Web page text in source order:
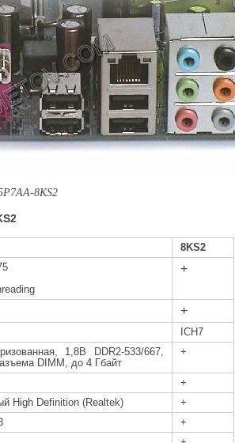
8KS2
8KS2
+
+
ICH 7
1,8В DDR2-533/667,
DIMM, до 4 Гбайт
+
+
High Definition (Realtek)
+
+